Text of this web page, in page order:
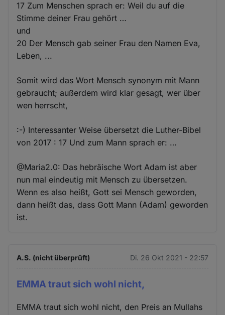
17 Zum Menschen sprach er: Weil du auf die
Stimme deiner Frau gehört …
und
20 Der Mensch gab seiner Frau den Namen Eva,
Leben, ...
Somit wird das Wort Mensch synonym mit Mann
gebraucht; außerdem wird klar gesagt, wer über
wen herrscht,
:-) Interessanter Weise übersetzt die Luther-Bibel
von 2017 : 17 Und zum Mann sprach er: …
@Maria2.0: Das hebräische Wort Adam ist aber
nun mal eindeutig mit Mensch zu übersetzen.
Wenn es also heißt, Gott sei Mensch geworden,
dann heißt das, dass Gott Mann (Adam) geworden
ist.
A.S. (nicht überprüft) Di. 26 Okt 2021 - 22:57
EMMA traut sich wohl nicht,
EMMA traut sich wohl nicht, den Preis an Mullahs